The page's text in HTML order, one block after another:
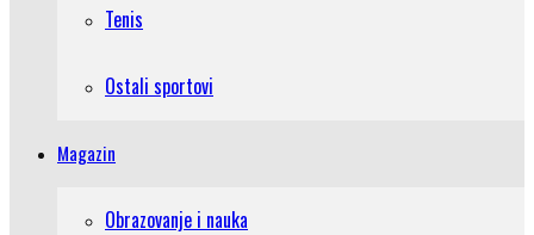
Tenis
Ostali sportovi
Magazin
Obrazovanje i nauka